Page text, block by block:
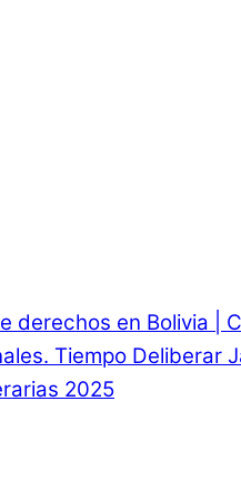
derechos en Bolivia |
Tiempo Deliberar
2025